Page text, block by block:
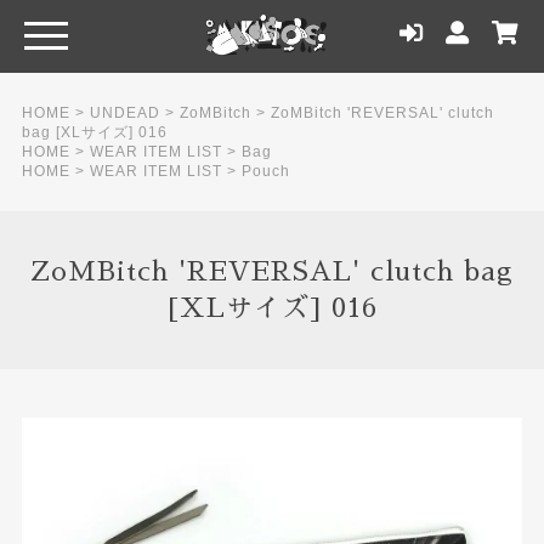
HOME > UNDEAD > ZoMBitch > ZoMBitch 'REVERSAL' clutch
bag [XLサイズ] 016
HOME > WEAR ITEM LIST > Bag
HOME > WEAR ITEM LIST > Pouch
ZoMBitch 'REVERSAL' clutch bag
[XLサイズ] 016